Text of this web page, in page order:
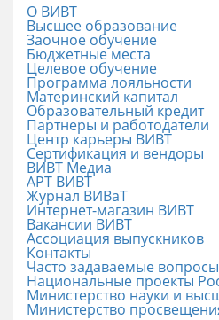
О ВИВТ
Высшее образование
Заочное обучение
Бюджетные места
Целевое обучение
Программа лояльности
Материнский капитал
Образовательный кредит
Партнеры и работодатели
Центр карьеры ВИВТ
Сертификация и вендоры
ВИВТ Медиа
АРТ ВИВТ
Журнал ВИВаТ
Интернет-магазин ВИВТ
Вакансии ВИВТ
Ассоциация выпускников
Контакты
Часто задаваемые вопросы
Национальные проекты
Министерство науки и
Министерство